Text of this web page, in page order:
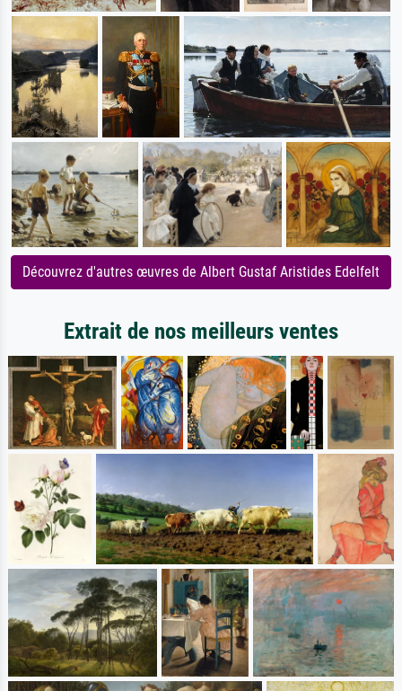
Découvrez d'autres œuvres de Albert Gustaf Aristides Edelfelt
Extrait de nos meilleurs ventes